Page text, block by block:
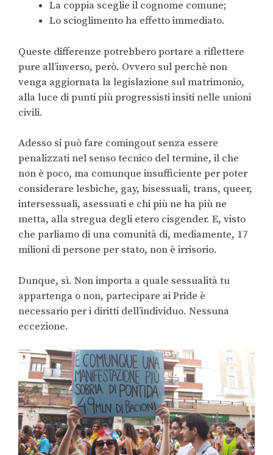
La coppia sceglie il cognome comune;
Lo scioglimento ha effetto immediato.
Queste differenze potrebbero portare a riflettere
pure all’inverso, però. Ovvero sul perchè non
venga aggiornata la legislazione sul matrimonio,
alla luce di punti più progressisti insiti nelle unioni
civili.
Adesso si può fare comingout senza essere
penalizzati nel senso tecnico del termine, il che
non è poco, ma comunque insufficiente per poter
considerare lesbiche, gay, bisessuali, trans, queer,
intersessuali, asessuati e chi più ne ha più ne
metta, alla stregua degli etero cisgender. E, visto
che parliamo di una comunità di, mediamente, 17
milioni di persone per stato, non è irrisorio.
Dunque, sì. Non importa a quale sessualità tu
appartenga o non, partecipare ai Pride è
necessario per i diritti dell’individuo. Nessuna
eccezione.